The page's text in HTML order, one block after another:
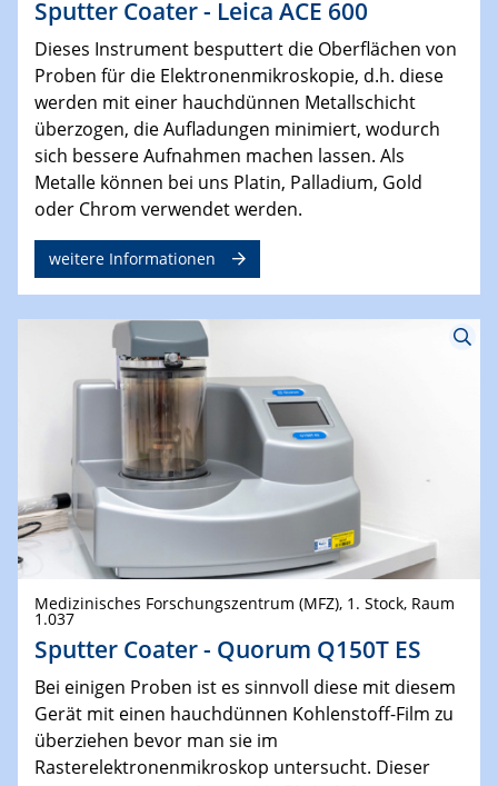
Sputter Coater - Leica ACE 600
Dieses Instrument besputtert die Oberflächen von
Proben für die Elektronenmikroskopie, d.h. diese
werden mit einer hauchdünnen Metallschicht
überzogen, die Aufladungen minimiert, wodurch
sich bessere Aufnahmen machen lassen. Als
Metalle können bei uns Platin, Palladium, Gold
oder Chrom verwendet werden.
weitere Informationen
Medizinisches Forschungszentrum (MFZ), 1. Stock, Raum
1.037
Sputter Coater - Quorum Q150T ES
Bei einigen Proben ist es sinnvoll diese mit diesem
Gerät mit einen hauchdünnen Kohlenstoff-Film zu
überziehen bevor man sie im
Rasterelektronenmikroskop untersucht. Dieser